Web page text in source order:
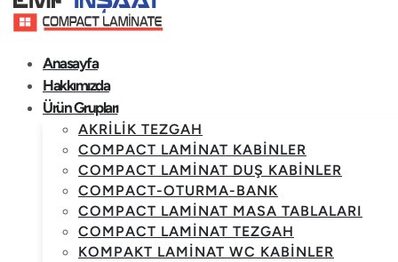
Anasayfa
Hakkımızda
Ürün Grupları
AKRILIK TEZGAH
COMPACT LAMINAT KABINLER
COMPACT LAMINAT DUŞ KABINLER
COMPACT-OTURMA-BANK
COMPACT LAMINAT MASA TABLALARI
COMPACT LAMINAT TEZGAH
KOMPAKT LAMINAT WC KABINLER